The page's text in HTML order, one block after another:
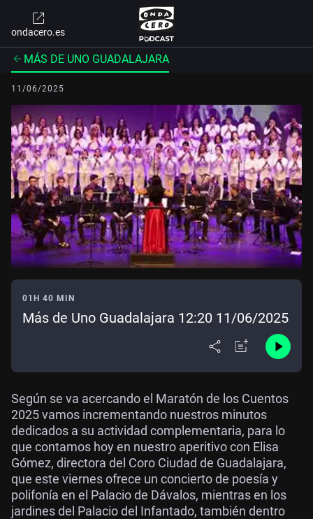
ondacero.es
MÁS DE UNO GUADALAJARA
11/06/2025
01H 40 MIN
Más de Uno Guadalajara 12:20 11/06/2025
Según se va acercando el Maratón de los Cuentos
2025 vamos incrementando nuestros minutos
dedicados a su actividad complementaria, para lo
que contamos hoy en nuestro aperitivo con Elisa
Gómez, directora del Coro Ciudad de Guadalajara,
que este viernes ofrece un concierto de poesía y
polifonía en el Palacio de Dávalos, mientras en los
jardines del Palacio del Infantado, también dentro